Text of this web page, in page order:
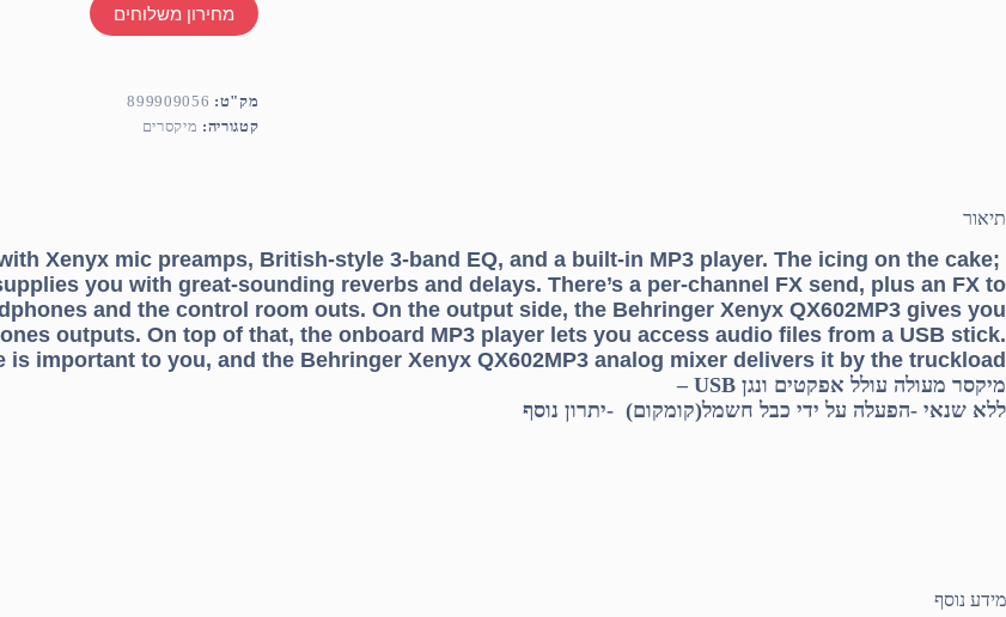
מחירון משלוחים
מק"ט: 899909056
קטגוריה: מיקסרים
תיאור
Xenyx mic preamps, British-style 3-band EQ, and a built-in MP3 player. The icing on the cake;
you with great-sounding reverbs and delays. There’s a per-channel FX send, plus an FX to
and the control room outs. On the output side, the Behringer Xenyx QX602MP3 gives you
outputs. On top of that, the onboard MP3 player lets you access audio files from a USB stick.
is important to you, and the Behringer Xenyx QX602MP3 analog mixer delivers it by the truckload!
מיקסר מעולה עולל אפקטים ונגן USB –
ללא שנאי -הפעלה על ידי כבל חשמל(קומקום) -יתרון נוסף
מידע נוסף